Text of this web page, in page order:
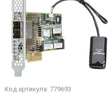
Код артикула: 779693